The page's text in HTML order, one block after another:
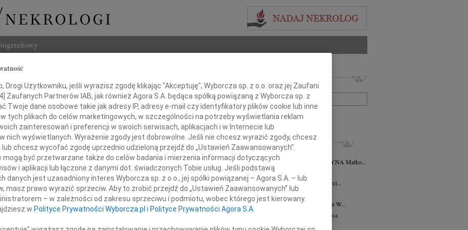
Zeydler-Zborowska
Polska
Rok temu odeszła
Imię i nazwisko lub numer ogłoszenia:
+ szukanie zaawansowane
INNE NEKROLOGI
Marianna Brożyna 30.05.2022
W 5 rocznicę odejścia MARIANNA BROŻYNA Matko...
Anna Chodorowska26.03.2016
30 marca 2016 roku minie 26. rocznica śmierci...
Leon Guz
10.12.2014
10 grudnia 1914 roku - 10 grudnia 2014 roku W...
Jadwiga Wanda Zanussi
Warszawa
W 10. rocznicę śmierci Jadwigi Wandy z...
Drogi Użytkowniku, jeśli wyrazisz zgodę klikając "Akceptuję", Wyborcza sp. z o.o. oraz jej Zaufani
] Zaufanych Partnerów IAB, jak również Agora S.A. będąca spółką powiązaną z Wyborcza sp. z
Twoje dane osobowe takie jak adresy IP, adresy e-mail czy identyfikatory plików cookie lub inne
tych plikach do celów marketingowych, w szczególności na potrzeby wyświetlania reklam
zainteresowań i preferencji w swoich serwisach, aplikacjach i w Internecie lub
nich wyświetlanych. Wyrażenie zgody jest dobrowolne. Jeśli nie chcesz wyrazić zgody, chcesz
chcesz wycofać zgodę uprzednio udzieloną przejdź do „Ustawień Zaawansowanych”.
mogą być przetwarzane także do celów badania i mierzenia informacji dotyczących
i aplikacji lub łączone z danymi dot. świadczonych Tobie usług. Jeśli podstawą
danych jest uzasadniony interes Wyborcza sp. z o.o., jej spółki powiązanej – Agora S.A. – lub
masz prawo wyrazić sprzeciw. Aby to zrobić przejdź do „Ustawień Zaawansowanych” lub
– w zależności od zakresu sprzeciwu i podmiotu, wobec którego jest kierowany.
w Polityce Prywatności Wyborcza.pl i Polityce Prywatności Agora S.A.